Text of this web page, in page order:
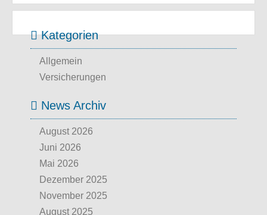
Kategorien
Allgemein
Versicherungen
News Archiv
August 2026
Juni 2026
Mai 2026
Dezember 2025
November 2025
August 2025